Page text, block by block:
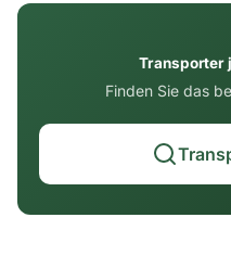
Transporter
Finden Sie das